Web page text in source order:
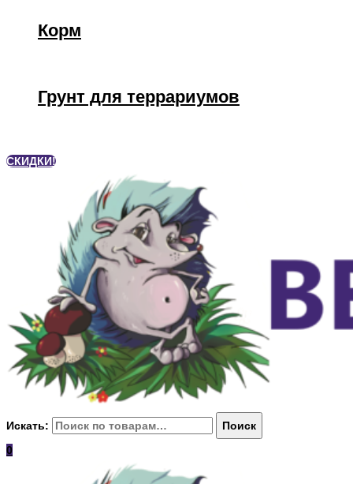
Корм
Грунт для террариумов
СКИДКИ!
Искать:
Поиск
0